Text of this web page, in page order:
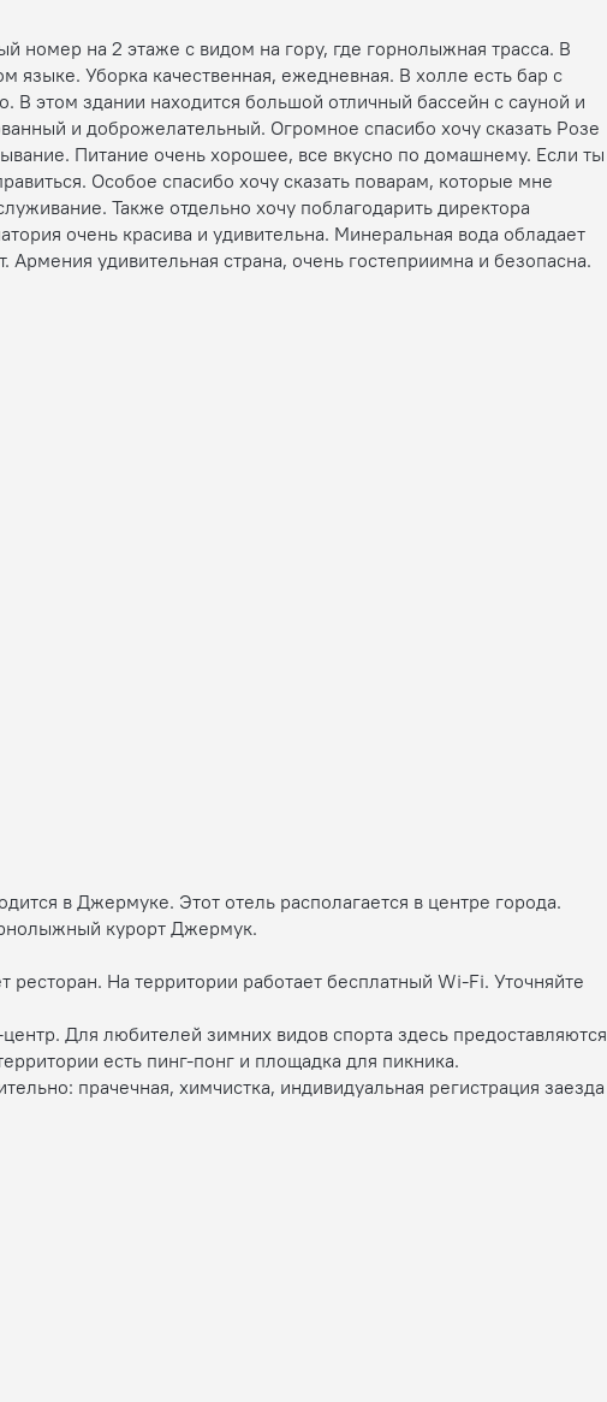
на 2 этаже с видом на гору, где горнолыжная трасса. В
Уборка качественная, ежедневная. В холле есть бар с
этом здании находится большой отличный бассейн с сауной и
и доброжелательный. Огромное спасибо хочу сказать Розе
Питание очень хорошее, все вкусно по домашнему. Если ты
Особое спасибо хочу сказать поварам, которые мне
Также отдельно хочу поблагодарить директора
очень красива и удивительна. Минеральная вода обладает
удивительная страна, очень гостеприимна и безопасна.
в Джермуке. Этот отель располагается в центре города.
курорт Джермук.
На территории работает бесплатный Wi-Fi. Уточняйте
Для любителей зимних видов спорта здесь предоставляются
есть пинг-понг и площадка для пикника.
прачечная, химчистка, индивидуальная регистрация заезда